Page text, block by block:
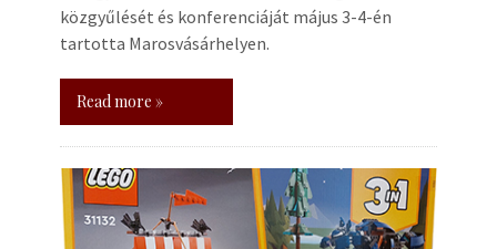
közgyűlését és konferenciáját május 3-4-én
tartotta Marosvásárhelyen.
Read more »